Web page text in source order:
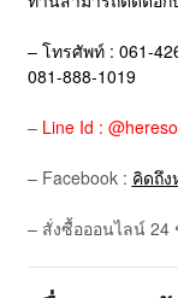
– โทรศัพท์ : 061-
081-888-1019
– Line Id :
– Facebook : คิดถึง
– สั่งซื้อออนไลน์ 24